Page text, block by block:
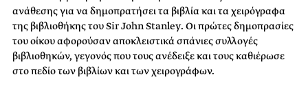
ανάθεσης για να δημοπρατήσει τα βιβλία και τα χειρόγραφα
της βιβλιοθήκης του Sir John Stanley. Οι πρώτες δημοπρασίες
του οίκου αφορούσαν αποκλειστικά σπάνιες συλλογές
βιβλιοθηκών, γεγονός που τους ανέδειξε και τους καθιέρωσε
στο πεδίο των βιβλίων και των χειρογράφων.